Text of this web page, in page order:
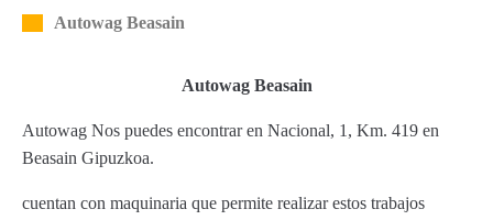
Autowag Beasain
Autowag Beasain
Autowag Nos puedes encontrar en Nacional, 1, Km. 419 en
Beasain Gipuzkoa.
cuentan con maquinaria que permite realizar estos trabajos